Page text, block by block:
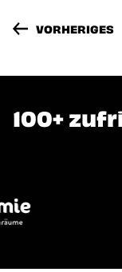
VORHERIGES
Unsere
100+